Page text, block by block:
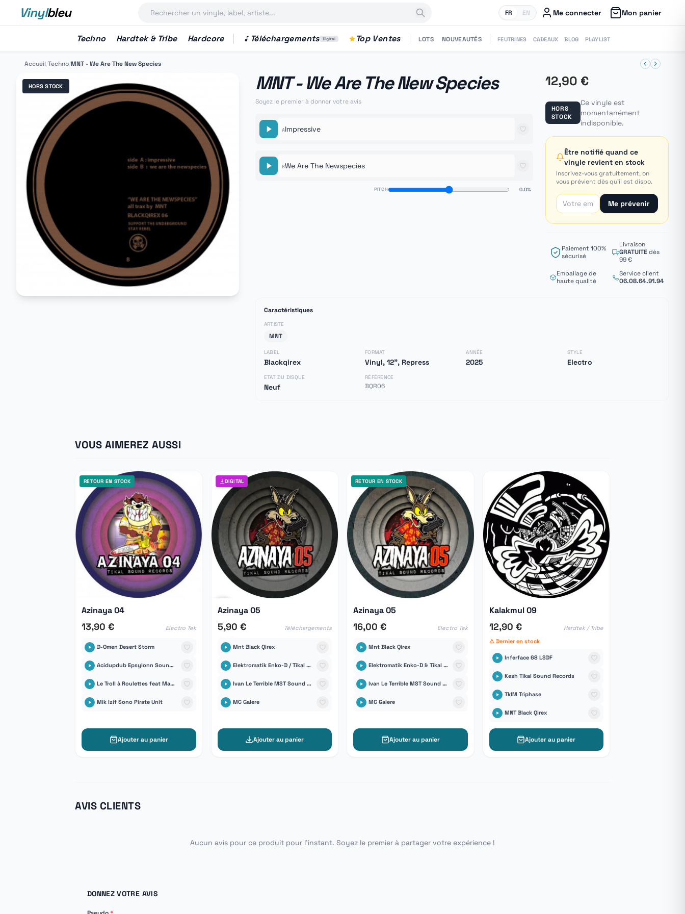
Vinylbleu FR EN Me connecter Mon panier
Techno Hardtek & Tribe Hardcore Téléchargements Digital Top Ventes LOTS NOUVEAUTÉS FEUTRINES CADEAUX BLOG PLAYLIST
Accueil/Techno/MNT - We Are The New Species
HORS STOCK MNT - We Are The New Species
Soyez le premier à donner votre avis
AImpressive
BWe Are The Newspecies
PITCH 0.0%
12,90 €
HORS
STOCK
Ce vinyle est
momentanément
indisponible.
Être notifié quand ce
vinyle revient en stock
Inscrivez-vous gratuitement, on
vous prévient dès qu'il est dispo.
Me prévenir
Paiement 100%
sécurisé
Livraison
GRATUITEdès
99 €
Emballage de
haute qualité
Service client
06.08.64.91.94
Caractéristiques
ARTISTE
MNT
LABEL
Blackqirex
FORMAT
Vinyl, 12", Repress
ANNÉE
2025
STYLE
Electro
ETAT DU DISQUE
Neuf
RÉFÉRENCE
BQR06
VOUS AIMEREZ AUSSI
RETOUR EN STOCK
Azinaya 04
13,90 € Electro Tek
D-Omen Desert Storm
Acidupdub Epsylonn Sound System
Le Troll à Roulettes feat Manolo-D Quin Té Bass
Mik Izif Sono Pirate Unit
Ajouter au panier
DIGITAL
Azinaya 05
5,90 € Téléchargements
Mnt Black Qirex
Elektromatik Enko-D / Tikal Sound Records
Ivan Le Terrible MST Sound System
MC Galere
Ajouter au panier
RETOUR EN STOCK
Azinaya 05
16,00 € Electro Tek
Mnt Black Qirex
Elektromatik Enko-D & Tikal Sound Records
Ivan Le Terrible MST Sound System
MC Galere
Ajouter au panier
Kalakmul 09
12,90 €
Hardtek / Tribe
⚠ Dernier en stock
Inferface 68 LSDF
Kesh Tikal Sound Records
TklM Triphase
MNT Black Qirex
Ajouter au panier
AVIS CLIENTS
Aucun avis pour ce produit pour l'instant. Soyez le premier à partager votre expérience !
DONNEZ VOTRE AVIS